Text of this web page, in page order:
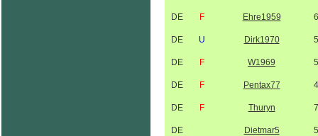
DE F Ehre1959
DE U Dirk1970
DE F W1969
DE F Pentax77
DE F Thuryn
DE Dietmar5